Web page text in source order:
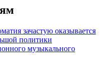
зачастую оказывается
политики
музыкального